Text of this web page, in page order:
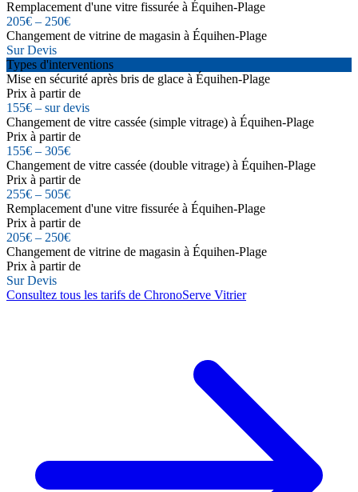
Remplacement d'une vitre fissurée à Équihen-Plage
205€ – 250€
Changement de vitrine de magasin à Équihen-Plage
Sur Devis
Types d'interventions
Mise en sécurité après bris de glace à Équihen-Plage
Prix à partir de
155€ – sur devis
Changement de vitre cassée (simple vitrage) à Équihen-Plage
Prix à partir de
155€ – 305€
Changement de vitre cassée (double vitrage) à Équihen-Plage
Prix à partir de
255€ – 505€
Remplacement d'une vitre fissurée à Équihen-Plage
Prix à partir de
205€ – 250€
Changement de vitrine de magasin à Équihen-Plage
Prix à partir de
Sur Devis
Consultez tous les tarifs de ChronoServe Vitrier